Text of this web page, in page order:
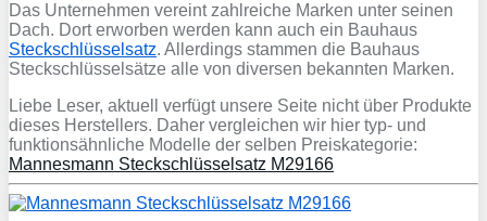
Das Unternehmen vereint zahlreiche Marken unter seinen
Dach. Dort erworben werden kann auch ein Bauhaus
Steckschlüsselsatz. Allerdings stammen die Bauhaus
Steckschlüsselsätze alle von diversen bekannten Marken.
Liebe Leser, aktuell verfügt unsere Seite nicht über Produkte
dieses Herstellers. Daher vergleichen wir hier typ- und
funktionsähnliche Modelle der selben Preiskategorie:
Mannesmann Steckschlüsselsatz M29166